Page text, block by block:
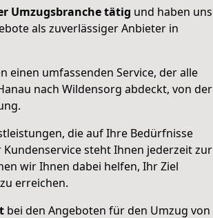
Umzugsbranche tätig und haben uns
als zuverlässiger Anbieter in
einen umfassenden Service, der alle
nach Wildensorg abdeckt, von der
die auf Ihre Bedürfnisse
steht Ihnen jederzeit zur
wir Ihnen dabei helfen, Ihr Ziel
erreichen.
bei den Angeboten für den Umzug von